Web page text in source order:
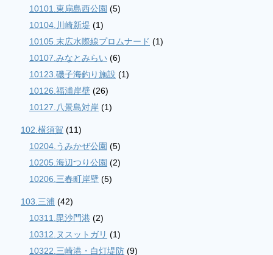
10101.東扇島西公園 (5)
10104.川崎新堤 (1)
10105.末広水際線プロムナード (1)
10107.みなとみらい (6)
10123.磯子海釣り施設 (1)
10126.福浦岸壁 (26)
10127.八景島対岸 (1)
102.横須賀 (11)
10204.うみかぜ公園 (5)
10205.海辺つり公園 (2)
10206.三春町岸壁 (5)
103.三浦 (42)
10311.毘沙門港 (2)
10312.ヌスットガリ (1)
10322.三崎港・白灯堤防 (9)